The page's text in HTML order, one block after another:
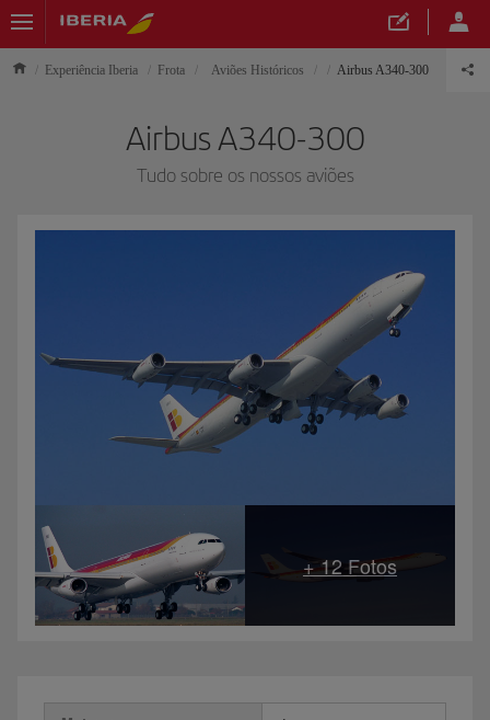
Experiência Iberia Frota Aviões Históricos Airbus A340-300
Airbus A340-300
Tudo sobre os nossos aviões